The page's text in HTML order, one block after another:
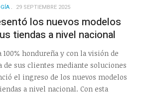
29 SEPTIEMBRE 2025
los nuevos modelos
tiendas a nivel nacional
100% hondureña y con la visión de
de sus clientes mediante soluciones
el ingreso de los nuevos modelos
a nivel nacional. Con esta